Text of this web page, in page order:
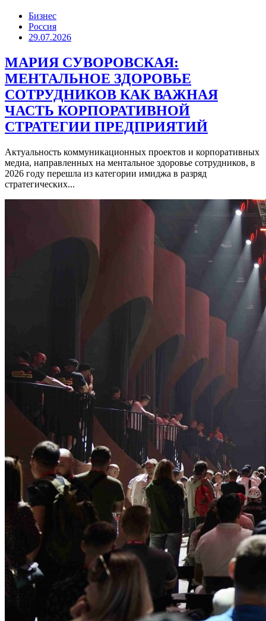
Бизнес
Россия
29.07.2026
МАРИЯ СУВОРОВСКАЯ:
МЕНТАЛЬНОЕ ЗДОРОВЬЕ
СОТРУДНИКОВ КАК ВАЖНАЯ
ЧАСТЬ КОРПОРАТИВНОЙ
СТРАТЕГИИ ПРЕДПРИЯТИЙ
Актуальность коммуникационных проектов и корпоративных
медиа, направленных на ментальное здоровье сотрудников, в
2026 году перешла из категории имиджа в разряд
стратегических...